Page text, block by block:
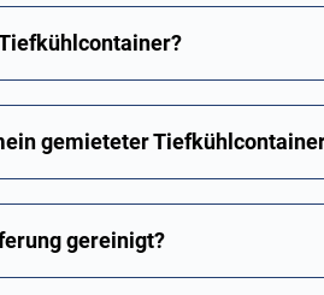
gemieteter
gereinigt?